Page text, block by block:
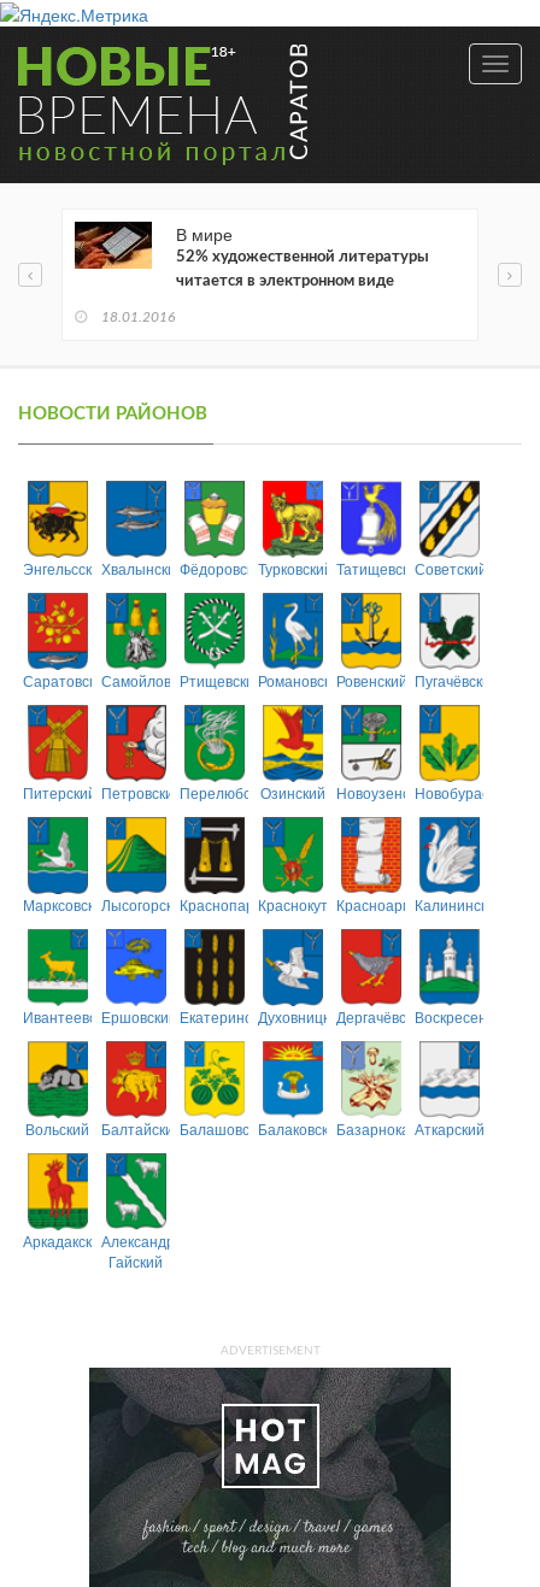
В мире
52% художественной литературы
читается в электронном виде
18.01.2016
НОВОСТИ РАЙОНОВ
ЭнгельсскийХвалынскийФёдоровскийТурковский ТатищевскийСоветский
СаратовскийСамойловскийРтищевскийРомановскийРовенский Пугачёвский
Питерский ПетровскийПерелюбскийОзинский НовоузенскийНовобурасский
МарксовскийЛысогорскийКраснопартизанский
КраснокутскийКрасноармейский
Калининский
ИвантеевскийЕршовский ЕкатериновскийДуховницкийДергачёвскийВоскресенский
Вольский БалтайскийБалашовскийБалаковскийБазарнокарабулакский
Аткарский
АркадакскийАлександрово-
Гайский
ADVERTISEMENT